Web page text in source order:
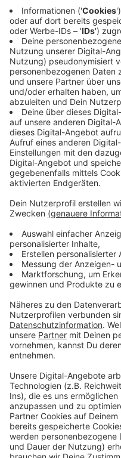
200g
200g
50ml Öl
Salz, Pfeffer aus
Für die Garnitur:
4 St Sardellen
4 St Kapern
1 Limette
Anzeige
Und so bereitet ihr
Anzeige
Wir
Video-
Wir
Daten zu
sammeln.
Details durch
Nutzung des
Mehr